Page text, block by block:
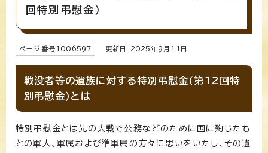
回特別弔慰金）
ページ番号1006597 更新日 2025年9月 11 日
戦没者等の遺族に対する特別弔慰金（第12回特
別弔慰金）とは
特別弔慰金とは先の大戦で公務などのために国に殉じたも
との軍人、軍属および準軍属の方々に思いをいたし、その遺